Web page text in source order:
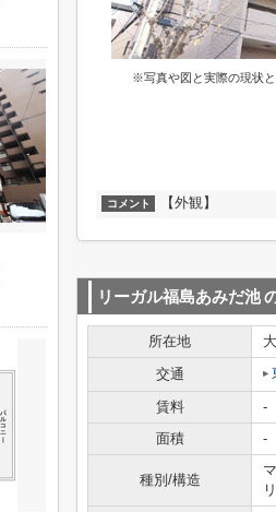
※写真や図と実際の現状
コメント 【外観】
リーガル福島あみだ池
所在地
交通
賃料
-
面積
-
種別/構造